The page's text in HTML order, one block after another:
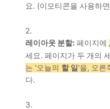
요. (이모티콘을 사용하
레이아웃 분할: 페이지에
세요. 페이지가 두 개의
는 '오늘의 할 일'을, 오른
다.